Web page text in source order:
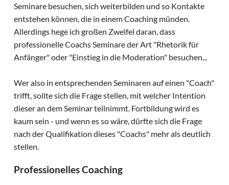
Seminare besuchen, sich weiterbilden und so Kontakte
entstehen können, die in einem Coaching münden.
Allerdings hege ich großen Zweifel daran, dass
professionelle Coachs Seminare der Art "Rhetorik für
Anfänger" oder "Einstieg in die Moderation" besuchen...
Wer also in entsprechenden Seminaren auf einen "Coach"
trifft, sollte sich die Frage stellen, mit welcher Intention
dieser an dem Seminar teilnimmt. Fortbildung wird es
kaum sein - und wenn es so wäre, dürfte sich die Frage
nach der Qualifikation dieses "Coachs" mehr als deutlich
stellen.
Professionelles Coaching